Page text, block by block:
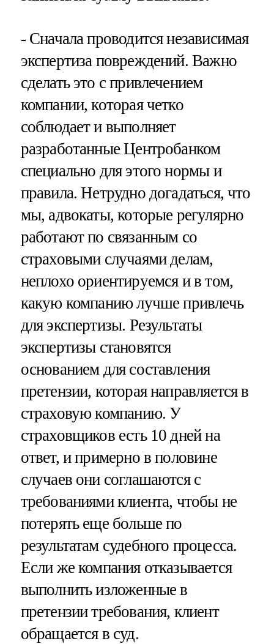
- Сначала проводится независимая
экспертиза повреждений. Важно
сделать это с привлечением
компании, которая четко
соблюдает и выполняет
разработанные Центробанком
специально для этого нормы и
правила. Нетрудно догадаться, что
мы, адвокаты, которые регулярно
работают по связанным со
страховыми случаями делам,
неплохо ориентируемся и в том,
какую компанию лучше привлечь
для экспертизы. Результаты
экспертизы становятся
основанием для составления
претензии, которая направляется в
страховую компанию. У
страховщиков есть 10 дней на
ответ, и примерно в половине
случаев они соглашаются с
требованиями клиента, чтобы не
потерять еще больше по
результатам судебного процесса.
Если же компания отказывается
выполнить изложенные в
претензии требования, клиент
обращается в суд.